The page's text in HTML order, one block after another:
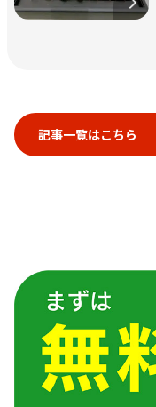
記事一覧はこちら